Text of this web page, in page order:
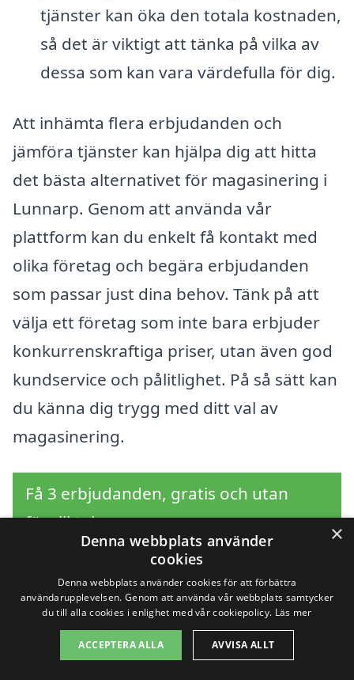
tjänster kan öka den totala kostnaden,
så det är viktigt att tänka på vilka av
dessa som kan vara värdefulla för dig.
Att inhämta flera erbjudanden och
jämföra tjänster kan hjälpa dig att hitta
det bästa alternativet för magasinering i
Lunnarp. Genom att använda vår
plattform kan du enkelt få kontakt med
olika företag och begära erbjudanden
som passar just dina behov. Tänk på att
välja ett företag som inte bara erbjuder
konkurrenskraftiga priser, utan även god
kundservice och pålitlighet. På så sätt kan
du känna dig trygg med ditt val av
magasinering.
Få 3 erbjudanden, gratis och utan
förpliktelser
Sök efter en
professionell för
×
Denna webbplats använder
cookies
Denna webbplats använder cookies för att förbättra
användarupplevelsen. Genom att använda vår webbplats samtycker
du till alla cookies i enlighet med vår cookiepolicy. Läs mer
ACCEPTERA ALLA AVVISA ALLT